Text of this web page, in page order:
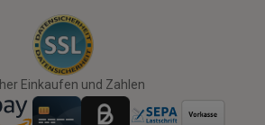
Einkaufen und Zahlen